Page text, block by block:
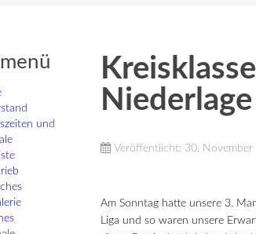
Niederlage
Veröffentlicht: 30. November
Am Sonntag hatte unsere 3.
Liga und so waren unsere
und